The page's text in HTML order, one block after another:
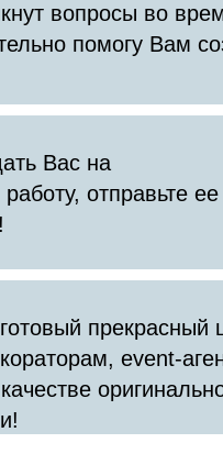
вопросы во
помогу Вам
Вас на
отправьте ее
event-